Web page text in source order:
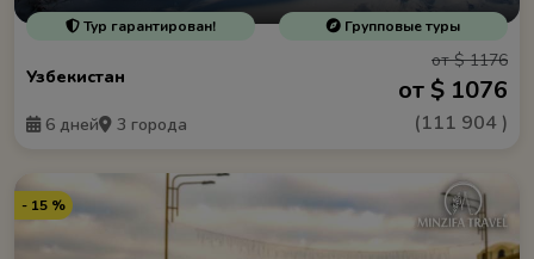
Тур гарантирован! Групповые туры
Узбекистан
6 дней 3 города
от $ 1176
от $ 1076
(111 904 )
- 15 %